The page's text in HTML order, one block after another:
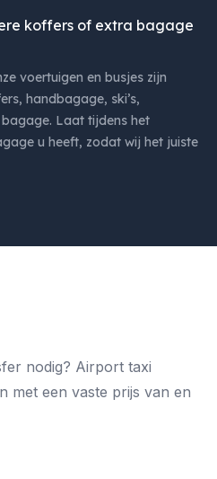
koffers of extra bagage
voertuigen en busjes zijn
handbagage, ski’s,
Laat tijdens het
u heeft, zodat wij het juiste
nodig? Airport taxi
met een vaste prijs van en